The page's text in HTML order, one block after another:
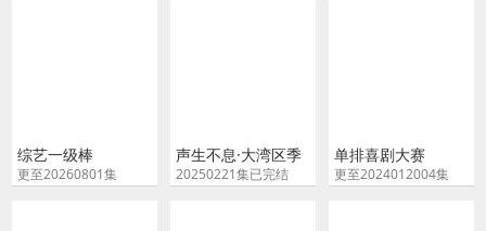
综艺一级棒
更至20260801集
声生不息·大湾区季
20250221集已完结
单排喜剧大赛
更至2024012004集